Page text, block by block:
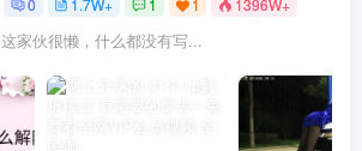
这家伙很懒，什么都没有写...